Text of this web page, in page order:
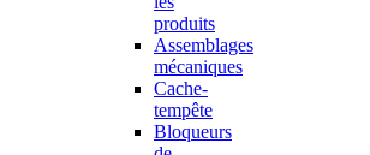
produits
Assemblages
mécaniques
Cache-
tempête
Bloqueurs